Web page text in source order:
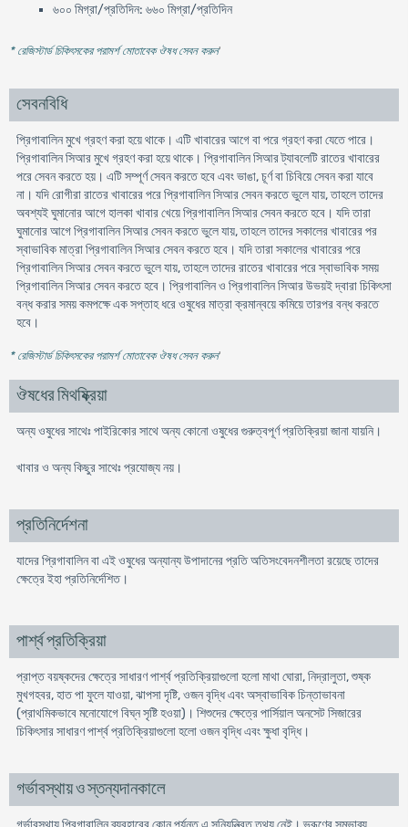
৬০০ মিগ্রা/প্রতিদিন: ৬৬০ মিগ্রা/প্রতিদিন
* রেজিস্টার্ড চিকিৎসকের পরামর্শ মোতাবেক ঔষধ সেবন করুন'
সেবনবিধি
প্রিগাবালিন মুখে গ্রহণ করা হয়ে থাকে। এটি খাবারের আগে বা পরে গ্রহণ করা যেতে পারে।
প্রিগাবালিন সিআর মুখে গ্রহণ করা হয়ে থাকে। প্রিগাবালিন সিআর ট্যাবলেটি রাতের খাবারের
পরে সেবন করতে হয়। এটি সম্পূর্ণ সেবন করতে হবে এবং ভাঙা, চূর্ণ বা চিবিয়ে সেবন করা যাবে
না। যদি রোগীরা রাতের খাবারের পরে প্রিগাবালিন সিআর সেবন করতে ভুলে যায়, তাহলে তাদের
অবশ্যই ঘুমানোর আগে হালকা খাবার খেয়ে প্রিগাবালিন সিআর সেবন করতে হবে। যদি তারা
ঘুমানোর আগে প্রিগাবালিন সিআর সেবন করতে ভুলে যায়, তাহলে তাদের সকালের খাবারের পর
স্বাভাবিক মাত্রা প্রিগাবালিন সিআর সেবন করতে হবে। যদি তারা সকালের খাবারের পরে
প্রিগাবালিন সিআর সেবন করতে ভুলে যায়, তাহলে তাদের রাতের খাবারের পরে স্বাভাবিক সময়
প্রিগাবালিন সিআর সেবন করতে হবে। প্রিগাবালিন ও প্রিগাবালিন সিআর উভয়ই দ্বারা চিকিৎসা
বন্ধ করার সময় কমপক্ষে এক সপ্তাহ ধরে ওষুধের মাত্রা ক্রমান্বয়ে কমিয়ে তারপর বন্ধ করতে
হবে।
* রেজিস্টার্ড চিকিৎসকের পরামর্শ মোতাবেক ঔষধ সেবন করুন'
ঔষধের মিথষ্ক্রিয়া
অন্য ওষুধের সাথেঃ পাইরিকাের সাথে অন্য কোনো ওষুধের গুরুত্বপূর্ণ প্রতিক্রিয়া জানা যায়নি।
খাবার ও অন্য কিছুর সাথেঃ প্রযোজ্য নয়।
প্রতিনির্দেশনা
যাদের প্রিগাবালিন বা এই ওষুধের অন্যান্য উপাদানের প্রতি অতিসংবেদনশীলতা রয়েছে তাদের
ক্ষেত্রে ইহা প্রতিনির্দেশিত।
পার্শ্ব প্রতিক্রিয়া
প্রাপ্ত বয়ষ্কদের ক্ষেত্রে সাধারণ পার্শ্ব প্রতিক্রিয়াগুলো হলো মাথা ঘোরা, নিদ্রালুতা, শুষ্ক
মুখগহবর, হাত পা ফুলে যাওয়া, ঝাপসা দৃষ্টি, ওজন বৃদ্ধি এবং অস্বাভাবিক চিন্তাভাবনা
(প্রাথমিকভাবে মনোযোগে বিঘ্ন সৃষ্টি হওয়া)। শিশুদের ক্ষেত্রে পার্সিয়াল অনসেট সিজারের
চিকিৎসার সাধারণ পার্শ্ব প্রতিক্রিয়াগুলো হলো ওজন বৃদ্ধি এবং ক্ষুধা বৃদ্ধি।
গর্ভাবস্থায় ও স্তন্যদানকালে